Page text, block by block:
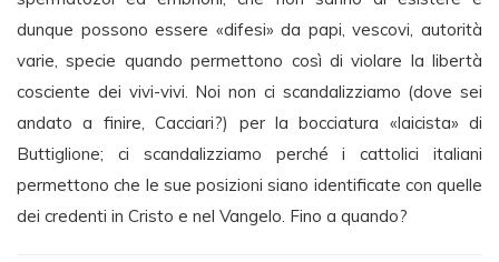
dunque possono essere «difesi» da papi, vescovi, autorità
varie, specie quando permettono così di violare la libertà
cosciente dei vivi-vivi. Noi non ci scandalizziamo (dove sei
andato a finire, Cacciari?) per la bocciatura «laicista» di
Buttiglione; ci scandalizziamo perché i cattolici italiani
permettono che le sue posizioni siano identificate con quelle
dei credenti in Cristo e nel Vangelo. Fino a quando?